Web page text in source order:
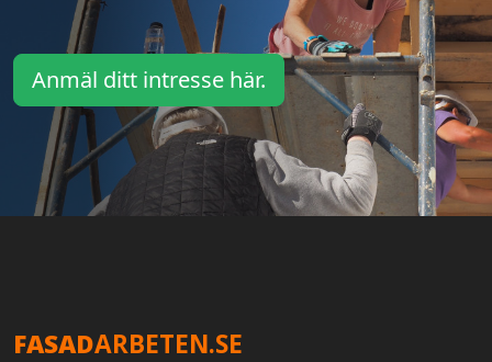
Anmäl ditt intresse här.
FASADARBETEN.SE